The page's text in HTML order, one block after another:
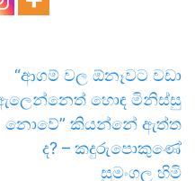
“ආගම් වල ඕනෑවට වඩා
හොඳ මිනිස්සු
නොවේ” කියන්නේ ඇත්ත
ද? – කදුරුපොකුණේ
සුමංගල හිමි